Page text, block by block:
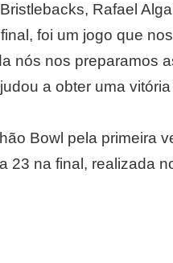
Rafael
foi um jogo que
nós nos preparamos
a obter uma vitória
Bowl pela primeira
23 na final, realizada